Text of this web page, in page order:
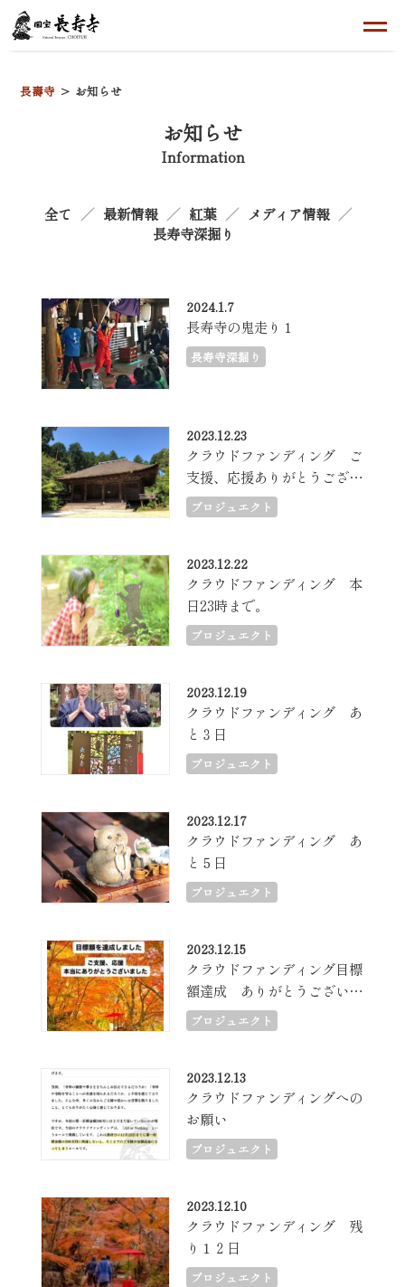
長壽寺 お知らせ
お知らせ
Information
全て 最新情報 紅葉
メディア情報
長寿寺深掘り
2024.1.7
長寿寺の鬼走り１
長寿寺深掘り
2023.12.23
クラウドファンディング ご
支援、応援ありがとうござい
ました。
プロジュエクト
2023.12.22
クラウドファンディング 本
日23時まで。
プロジュエクト
2023.12.19
クラウドファンディング あ
と３日
プロジュエクト
2023.12.17
クラウドファンディング あ
と５日
プロジュエクト
2023.12.15
クラウドファンディング目標
額達成 ありがとうございま
した。
プロジュエクト
2023.12.13
クラウドファンディングへの
お願い
プロジュエクト
2023.12.10
クラウドファンディング 残
り１２日
プロジュエクト